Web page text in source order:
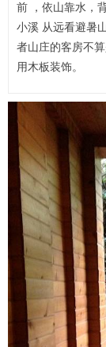
前 ，依山靠水，
小溪 从远看避暑
者山庄的客房不
用木板装饰。